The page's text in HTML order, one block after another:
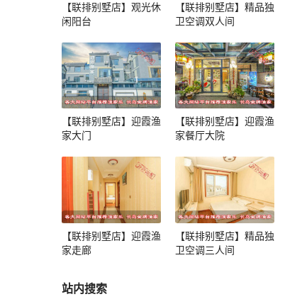
【联排别墅店】观光休
闲阳台
【联排别墅店】精品独
卫空调双人间
【联排别墅店】迎霞渔
家大门
【联排别墅店】迎霞渔
家餐厅大院
【联排别墅店】迎霞渔
家走廊
【联排别墅店】精品独
卫空调三人间
站内搜索